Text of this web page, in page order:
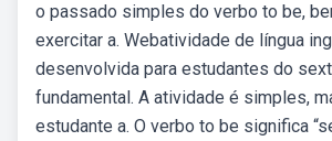
o passado simples do verbo to be,
exercitar a. Webatividade de língua
desenvolvida para estudantes do
fundamental. A atividade é simples,
estudante a. O verbo to be significa